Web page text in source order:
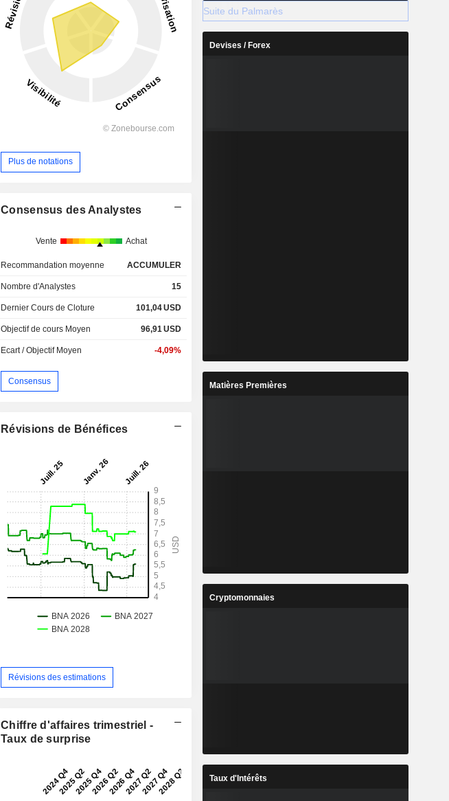
Plus de notations
Consensus des Analystes
Vente Achat
Recommandation moyenne ACCUMULER
Nombre d'Analystes 15
Dernier Cours de Cloture 101,04USD
Objectif de cours Moyen 96,91USD
Ecart / Objectif Moyen -4,09%
Consensus
Révisions de Bénéfices
Révisions des estimations
Chiffre d'affaires trimestriel -
Taux de surprise
Suite du Palmarès
Devises / Forex
Matières Premières
Cryptomonnaies
Taux d'Intérêts